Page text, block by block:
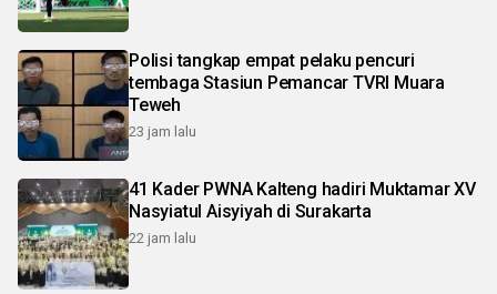
Polisi tangkap empat pelaku pencuri
tembaga Stasiun Pemancar TVRI Muara
Teweh
23 jam lalu
41 Kader PWNA Kalteng hadiri Muktamar XV
Nasyiatul Aisyiyah di Surakarta
22 jam lalu